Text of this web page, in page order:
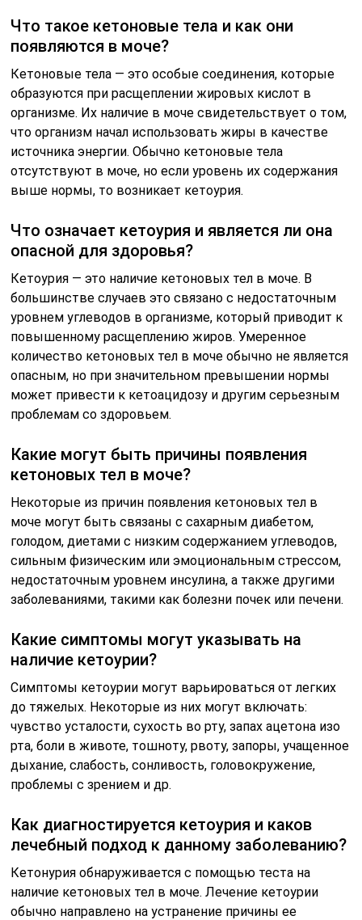
Что такое кетоновые тела и как они
появляются в моче?
Кетоновые тела — это особые соединения, которые
образуются при расщеплении жировых кислот в
организме. Их наличие в моче свидетельствует о том,
что организм начал использовать жиры в качестве
источника энергии. Обычно кетоновые тела
отсутствуют в моче, но если уровень их содержания
выше нормы, то возникает кетоурия.
Что означает кетоурия и является ли она
опасной для здоровья?
Кетоурия — это наличие кетоновых тел в моче. В
большинстве случаев это связано с недостаточным
уровнем углеводов в организме, который приводит к
повышенному расщеплению жиров. Умеренное
количество кетоновых тел в моче обычно не является
опасным, но при значительном превышении нормы
может привести к кетоацидозу и другим серьезным
проблемам со здоровьем.
Какие могут быть причины появления
кетоновых тел в моче?
Некоторые из причин появления кетоновых тел в
моче могут быть связаны с сахарным диабетом,
голодом, диетами с низким содержанием углеводов,
сильным физическим или эмоциональным стрессом,
недостаточным уровнем инсулина, а также другими
заболеваниями, такими как болезни почек или печени.
Какие симптомы могут указывать на
наличие кетоурии?
Симптомы кетоурии могут варьироваться от легких
до тяжелых. Некоторые из них могут включать:
чувство усталости, сухость во рту, запах ацетона изо
рта, боли в животе, тошноту, рвоту, запоры, учащенное
дыхание, слабость, сонливость, головокружение,
проблемы с зрением и др.
Как диагностируется кетоурия и каков
лечебный подход к данному заболеванию?
Кетонурия обнаруживается с помощью теста на
наличие кетоновых тел в моче. Лечение кетоурии
обычно направлено на устранение причины ее